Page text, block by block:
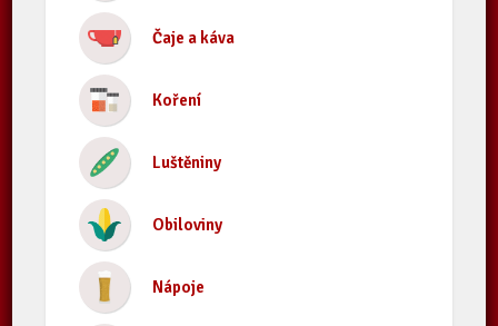
Čaje a káva
Koření
Luštěniny
Obiloviny
Nápoje